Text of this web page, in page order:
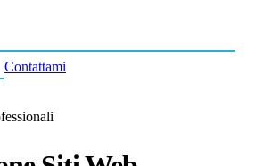
Contattami